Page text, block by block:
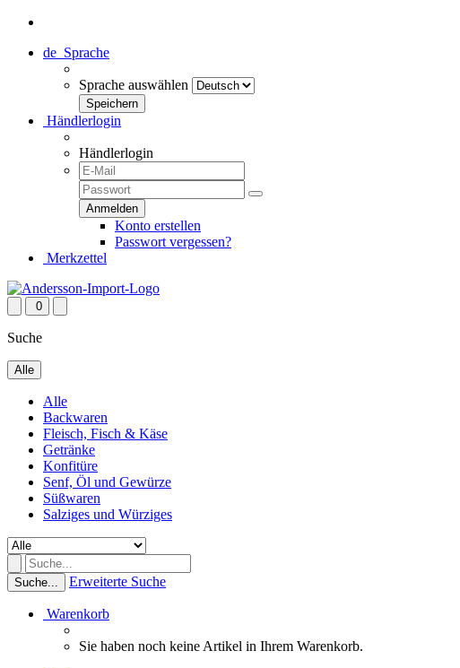
de Sprache
Sprache auswählen
Händlerlogin
Händlerlogin
Konto erstellen
Passwort vergessen?
Merkzettel
0
Suche
Alle
Alle
Backwaren
Fleisch, Fisch & Käse
Getränke
Konfitüre
Senf, Öl und Gewürze
Süßwaren
Salziges und Würziges
Suche... Erweiterte Suche
Warenkorb
Sie haben noch keine Artikel in Ihrem Warenkorb.